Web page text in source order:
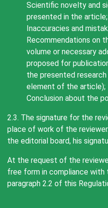
Scientific novelty and
presented in the article;
Inaccuracies and
Recommendations on
volume or necessary
proposed for
the presented
element of the article);
Conclusion about the
2.3. The signature for the
place of work of the
the editorial board, his
At the request of the
free form in compliance with
paragraph 2.2 of this